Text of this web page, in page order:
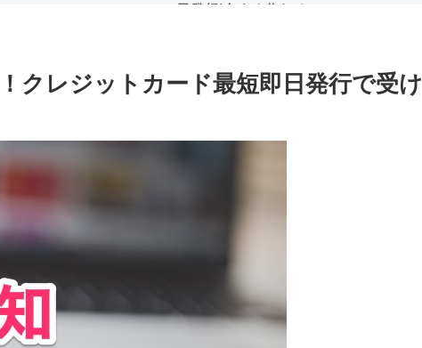
日発行|今すぐ作れる！
クレジットカード最短即日発行で受け